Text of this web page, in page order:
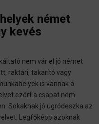
német
kevés
nem vár el jó német
raktári, takarító vagy
is vannak a
ezért a csapat nem
Sokaknak jó ugródeszka az
Legfőképp azoknak